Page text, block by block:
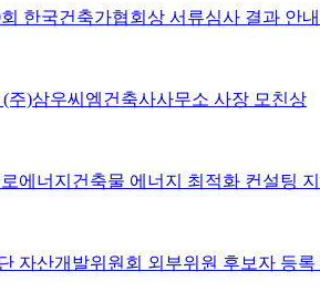
회 한국건축가협회상 서류심사 결과 안내
주)삼우씨엠건축사사무소 사장 모친상
로에너지건축물 에너지 최적화 컨설팅 지
자산개발위원회 외부위원 후보자 등록